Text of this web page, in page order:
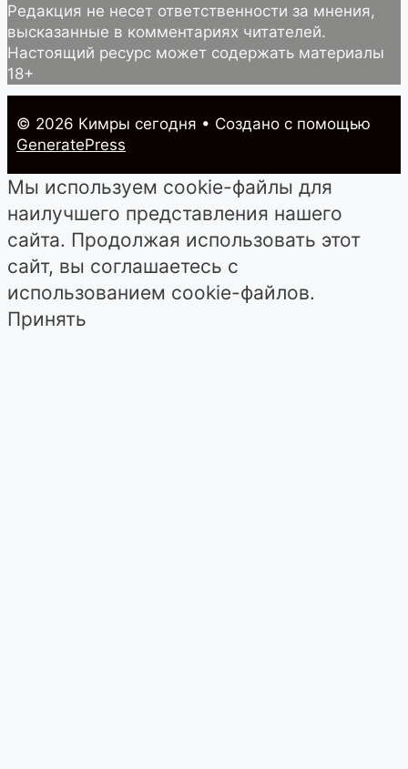
Редакция не несет ответственности за мнения,
высказанные в комментариях читателей.
Настоящий ресурс может содержать материалы
18+
© 2026 Кимры cегодня • Создано с помощью
GeneratePress
Мы используем cookie-файлы для
наилучшего представления нашего
сайта. Продолжая использовать этот
сайт, вы соглашаетесь с
использованием cookie-файлов.
Принять